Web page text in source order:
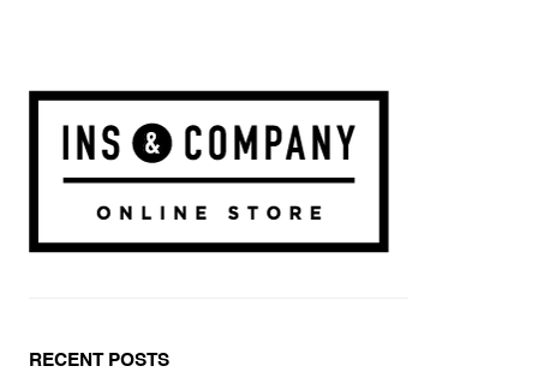
RECENT POSTS